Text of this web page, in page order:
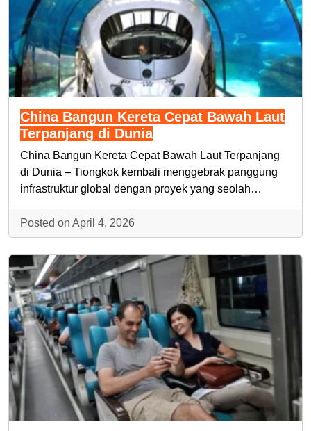
China Bangun Kereta Cepat Bawah Laut
Terpanjang di Dunia
China Bangun Kereta Cepat Bawah Laut Terpanjang
di Dunia – Tiongkok kembali menggebrak panggung
infrastruktur global dengan proyek yang seolah…
Posted on April 4, 2026